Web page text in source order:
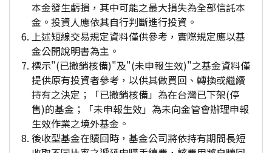
本金發生虧損，其中可能之最大損失為全部信託本
金。投資人應依其自行判斷進行投資。
上述短線交易規定資料僅供參考，實際規定應以基
金公開說明書為主。
標示"(已撤銷核備)"及"(未申報生效)"之基金資料僅
提供原有投資者參考，以供其做買回、轉換或繼續
持有之決定；「已撤銷核備」為在台灣已下架(停
售)的基金；「未申報生效」為未向金管會辦理申報
生效作業之境外基金。
後收型基金在贖回時，基金公司將依持有期間長短